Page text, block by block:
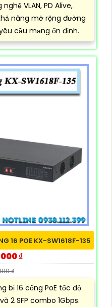
VLAN, PD Alive,
năng mở rộng đường
cầu mạng ổn định.
16 POE KX-SW1618F-135
₫
₫
bị 16 cổng PoE tốc độ
2 SFP combo 1Gbps.